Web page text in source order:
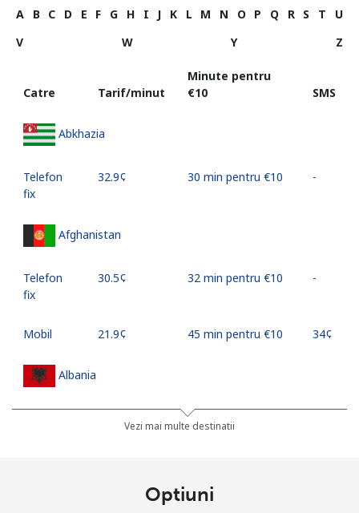
A B C D E F G H I J K L M N O P Q R S T
U
V
W Y Z
Catre Tarif/minut
Minute pentru
⁦€10⁩
SMS
Abkhazia
Telefon
fix
⁦32.9¢⁩ 30 min pentru ⁦€10⁩ -
Afghanistan
Telefon
fix
⁦30.5¢⁩ 32 min pentru ⁦€10⁩ -
Mobil ⁦21.9¢⁩ 45 min pentru ⁦€10⁩ ⁦34¢⁩
Albania
42 min pentru ⁦€10⁩
Vezi mai multe destinatii
Optiuni